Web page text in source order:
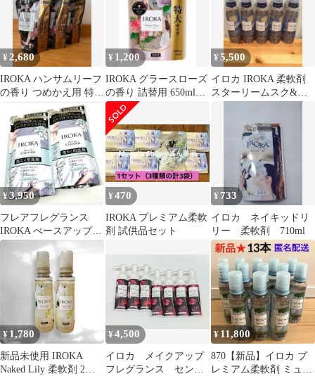
¥ 2,680
IROKA ハンサムリーフ
の香り つめかえ用 特大
3.5個セット おまけ付き
¥ 1,200
IROKA グラースローズ
の香り 詰替用 650ml
特大サイズ
¥5,500
イロカ IROKA 柔軟剤
スターリームスク&ウ
¥3,950
フレアフレグランス
IROKA べースアップク
レンズ 詰替用 500g×2
¥470
IROKA プレミアム柔軟
剤 試供品セット
¥ 733
イロカ ネイキッドリ
リー 柔軟剤 710ml
¥ 1,780
新品未使用 IROKA
Naked Lily 柔軟剤 2本
¥4,500
イロカ メイクアップ
フレグランス センシ
¥ 11,800
870【新品】イロカ プ
レミアム柔軟剤 ミュゲ